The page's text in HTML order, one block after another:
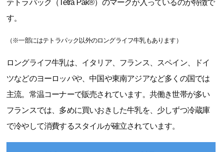
テトラパック（Tetra Pak®）のマークが入っているのが特徴で
す。
（※一部にはテトラパック以外のロングライフ牛乳もあります）
ロングライフ牛乳は、イタリア、フランス、スペイン、ドイ
ツなどのヨーロッパや、中国や東南アジアなど多くの国では
主流。常温コーナーで販売されています。共働き世帯が多い
フランスでは、多めに買いおきした牛乳を、少しずつ冷蔵庫
で冷やして消費するスタイルが確立されています。